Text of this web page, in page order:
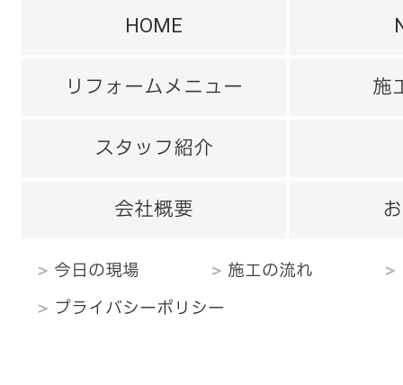
HOME
リフォームメニュー 施
スタッフ紹介
会社概要
今日の現場 施工の流れ
プライバシーポリシー